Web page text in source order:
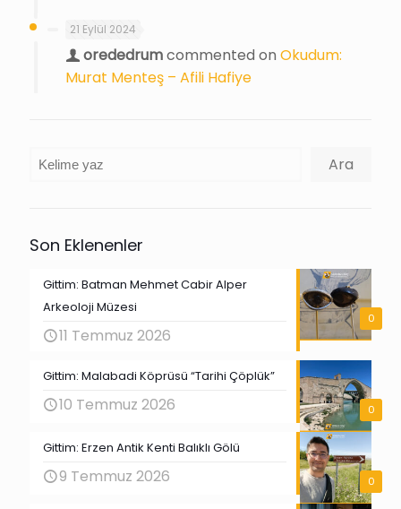
21 Eylül 2024
orededrumcommented on Okudum:
Murat Menteş – Afili Hafiye
Ara Ara
Son Eklenenler
0
Gittim: Batman Mehmet Cabir Alper
Arkeoloji Müzesi
11 Temmuz 2026
0
Gittim: Malabadi Köprüsü “Tarihi Çöplük”
10 Temmuz 2026
0
Gittim: Erzen Antik Kenti Balıklı Gölü
9 Temmuz 2026